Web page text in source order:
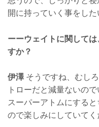
開に持っていく事をした
ーーウェイトに関して
すか？
伊澤そうですね、むし
トローだと減量ないの
スーパーアトムにする
ので楽しみにしていて